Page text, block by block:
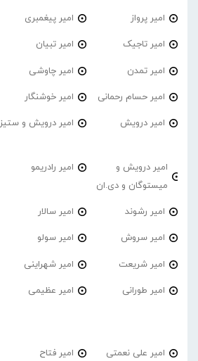
امیر پرواز امیر پیغمبری
امیر تاجیک امیر تبیان
امیر تمدن امیر چاوشی
امیر حسام رحمانی امیر خوشنگار
امیر درویش امیر درویش و ستیز
امیر درویش و
میستوگان و دی.ان
امیر رادریمو
امیر رشوند امیر سالار
امیر سروش امیر سولو
امیر شریعت امیر شهراینی
امیر طورانی امیر عظیمی
امیر علی نعمتی امیر فتاح